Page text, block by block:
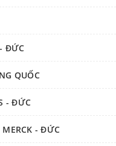
ĐỨC
QUỐC
- ĐỨC
- ĐỨC